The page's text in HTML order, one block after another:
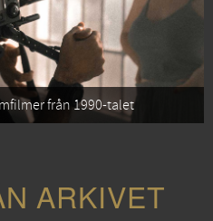
från 1990-talet
ARKIVET